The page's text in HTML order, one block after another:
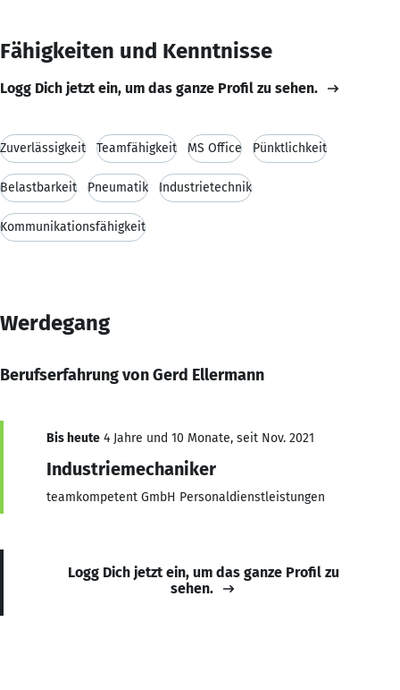
Fähigkeiten und Kenntnisse
Logg Dich jetzt ein, um das ganze Profil zu sehen.
Zuverlässigkeit Teamfähigkeit MS Office Pünktlichkeit
Belastbarkeit Pneumatik Industrietechnik
Kommunikationsfähigkeit
Werdegang
Berufserfahrung von Gerd Ellermann
Bis heute 4 Jahre und 10 Monate, seit Nov. 2021
Industriemechaniker
teamkompetent GmbH Personaldienstleistungen
Logg Dich jetzt ein, um das ganze Profil zu
sehen.